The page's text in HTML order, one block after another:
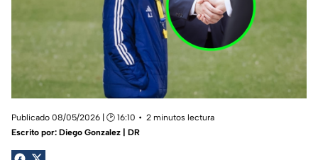
Publicado 08/05/2026 | 🕑 16:10
2 minutos lectura
Escrito por: Diego Gonzalez | DR